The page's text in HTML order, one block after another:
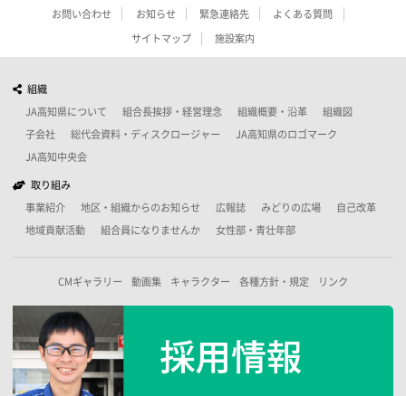
お問い合わせ お知らせ 緊急連絡先 よくある質問
サイトマップ 施設案内
組織
JA高知県について 組合長挨拶・経営理念 組織概要・沿革 組織図
子会社 総代会資料・ディスクロージャー JA高知県のロゴマーク
JA高知中央会
取り組み
事業紹介 地区・組織からのお知らせ 広報誌 みどりの広場 自己改革
地域貢献活動 組合員になりませんか 女性部・青壮年部
CMギャラリー 動画集 キャラクター 各種方針・規定 リンク